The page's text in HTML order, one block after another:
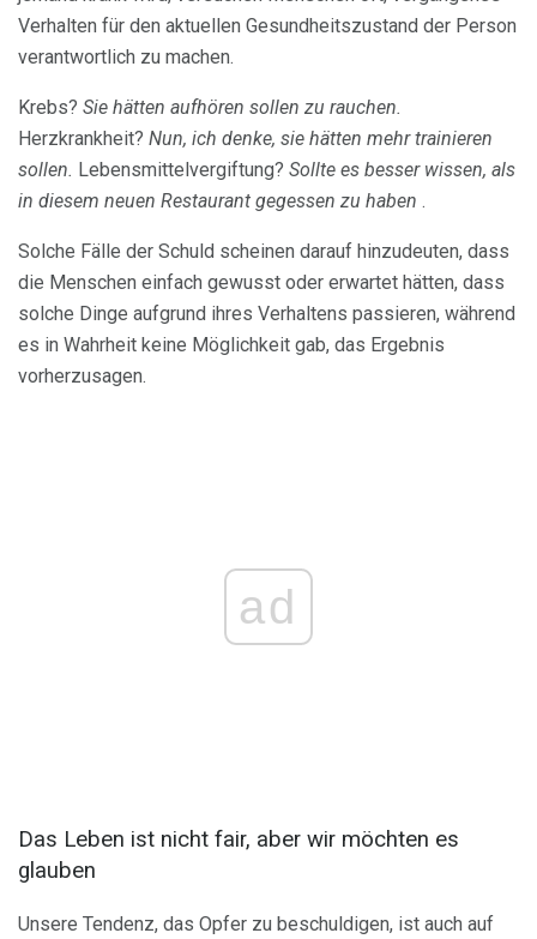
Verhalten für den aktuellen Gesundheitszustand der Person
verantwortlich zu machen.
Krebs? Sie hätten aufhören sollen zu rauchen.
Herzkrankheit? Nun, ich denke, sie hätten mehr trainieren
sollen. Lebensmittelvergiftung? Sollte es besser wissen, als
in diesem neuen Restaurant gegessen zu haben .
Solche Fälle der Schuld scheinen darauf hinzudeuten, dass
die Menschen einfach gewusst oder erwartet hätten, dass
solche Dinge aufgrund ihres Verhaltens passieren, während
es in Wahrheit keine Möglichkeit gab, das Ergebnis
vorherzusagen.
ad
Das Leben ist nicht fair, aber wir möchten es
glauben
Unsere Tendenz, das Opfer zu beschuldigen, ist auch auf